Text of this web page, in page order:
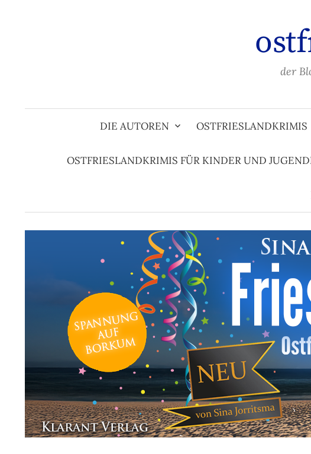
der
DIE AUTOREN OSTFRIESLANDKRIMIS
OSTFRIESLANDKRIMIS FÜR KINDER UND